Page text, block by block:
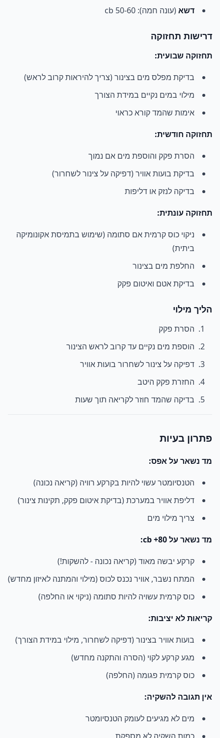
דשא(עונה חמה): 50-60 cb
דרישות תחזוקה
תחזוקה שבועית:
בדיקת מפלס מים בצינור (צריך להיראות קרוב לראש)
מילוי במים נקיים במידת הצורך
אימות שהמד קורא כראוי
תחזוקה חודשית:
הסרת פקק והוספת מים אם נמוך
בדיקת בועות אוויר (דפיקה על צינור לשחרור)
בדיקה לנזק או דליפות
תחזוקה עונתית:
ניקוי כוס קרמית אם סתומה (שימוש בתמיסת אקונומיקה
ביתית)
החלפת מים בצינור
בדיקת אטם ואיטום פקק
הליך מילוי
הסרת פקק
הוספת מים נקיים עד קרוב לראש הצינור
דפיקה על צינור לשחרור בועות אוויר
החזרת פקק היטב
בדיקה שהמד חוזר לקריאה תוך שעות
פתרון בעיות
מד נשאר על אפס:
הטנסיומטר עשוי להיות בקרקע רוויה (קריאה נכונה)
דליפת אוויר במערכת (בדיקת איטום פקק, תקינות צינור)
צריך מילוי מים
מד נשאר על 80+ cb:
קרקע יבשה מאוד (קריאה נכונה - להשקות!)
המתח נשבר, אוויר נכנס לכוס (מילוי והמתנה לאיזון מחדש)
כוס קרמית עשויה להיות סתומה (ניקוי או החלפה)
קריאות לא יציבות:
בועות אוויר בצינור (דפיקה לשחרור, מילוי במידת הצורך)
מגע קרקע לקוי (הסרה והתקנה מחדש)
כוס קרמית פגומה (החלפה)
אין תגובה להשקיה:
מים לא מגיעים לעומק הטנסיומטר